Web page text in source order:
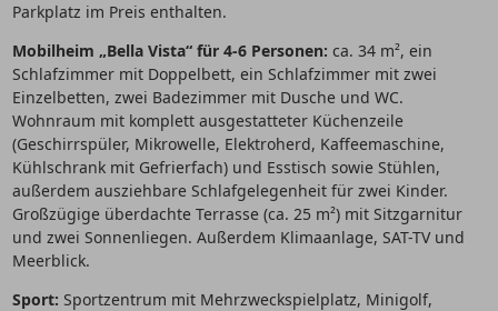
Parkplatz im Preis enthalten.
Mobilheim „Bella Vista“ für 4-6 Personen: ca. 34 m², ein
Schlafzimmer mit Doppelbett, ein Schlafzimmer mit zwei
Einzelbetten, zwei Badezimmer mit Dusche und WC.
Wohnraum mit komplett ausgestatteter Küchenzeile
(Geschirrspüler, Mikrowelle, Elektroherd, Kaffeemaschine,
Kühlschrank mit Gefrierfach) und Esstisch sowie Stühlen,
außerdem ausziehbare Schlafgelegenheit für zwei Kinder.
Großzügige überdachte Terrasse (ca. 25 m²) mit Sitzgarnitur
und zwei Sonnenliegen. Außerdem Klimaanlage, SAT-TV und
Meerblick.
Sport: Sportzentrum mit Mehrzweckspielplatz, Minigolf,